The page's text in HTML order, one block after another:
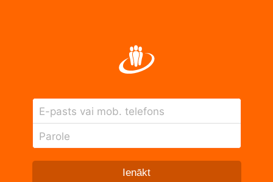
E-pasts vai mob. telefons
Parole
Ienākt